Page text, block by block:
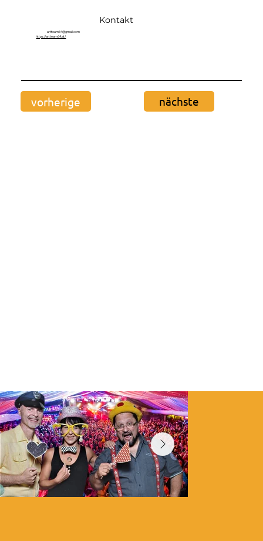
Kontakt
artteam64@gmail.com
https://artteam64.at/
vorherige nächste